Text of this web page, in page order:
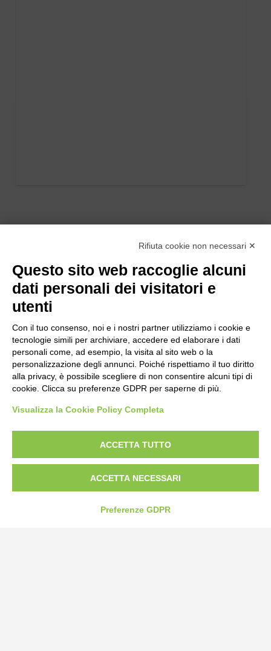
Strada Statale 231 Alba-Bra
Tel:0172-478161
Rifiuta cookie non necessari ✕
Questo sito web raccoglie alcuni
dati personali dei visitatori e
utenti
Con il tuo consenso, noi e i nostri partner utilizziamo i cookie e
tecnologie simili per archiviare, accedere ed elaborare i dati
personali come, ad esempio, la visita al sito web o la
personalizzazione degli annunci. Poiché rispettiamo il tuo diritto
alla privacy, è possibile scegliere di non consentire alcuni tipi di
cookie. Clicca su preferenze GDPR per saperne di più.
Visualizza la Cookie Policy Completa
ACCETTA TUTTO
ACCETTA NECESSARI
Preferenze GDPR